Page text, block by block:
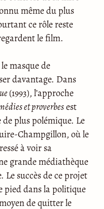
même du plus
ce rôle reste
le film.
masque de
davantage. Dans
(1993), l’approche
et proverbesest
plus polémique. Le
Champgillon, où le
à voir sa
grande médiathèque
succès de ce projet
dans la politique
de quitter le